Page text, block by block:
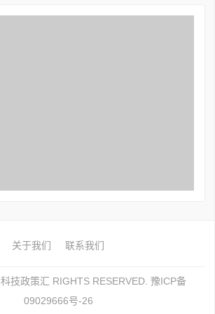
关于我们 联系我们
科技政策汇 RIGHTS RESERVED. 豫ICP备
09029666号-26